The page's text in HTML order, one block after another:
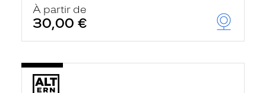
À partir de
30,00 €